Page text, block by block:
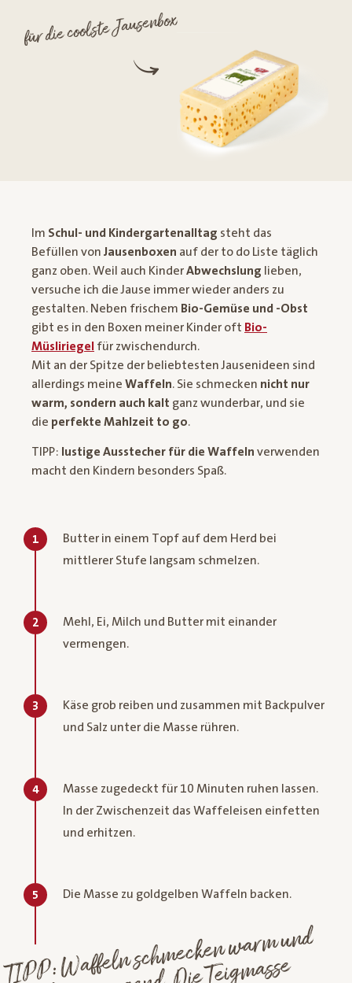
für die coolste Jausenbox
Im Schul- und Kindergartenalltag steht das
Befüllen von Jausenboxen auf der to do Liste täglich
ganz oben. Weil auch KinderAbwechslung lieben,
versuche ich die Jause immer wieder anders zu
gestalten. Neben frischem Bio-Gemüse und -Obst
gibt es in den Boxen meiner Kinder oft Bio-
Müsliriegel für zwischendurch.
Mit an der Spitze der beliebtesten Jausenideen sind
allerdings meine Waffeln. Sie schmecken nicht nur
warm, sondern auch kalt ganz wunderbar, und sie
die perfekte Mahlzeit to go.
TIPP: lustige Ausstecher für die Waffeln verwenden
macht den Kindern besonders Spaß.
1
Butter in einem Topf auf dem Herd bei
mittlerer Stufe langsam schmelzen.
2
Mehl, Ei, Milch und Butter mit einander
vermengen.
3
Käse grob reiben und zusammen mit Backpulver
und Salz unter die Masse rühren.
4
Masse zugedeckt für 10 Minuten ruhen lassen.
In der Zwischenzeit das Waffeleisen einfetten
und erhitzen.
5 Die Masse zu goldgelben Waffeln backen.
TI
P
P:
Waffeln sch
mecken
war
m und
kalt hervorragend.
Die Teig
Stunden i
aufbe